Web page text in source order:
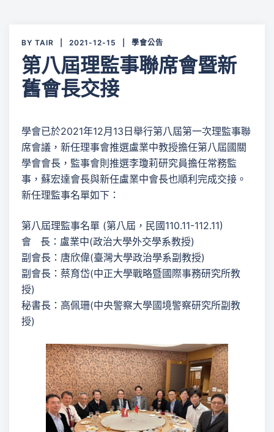
BY TAIR 2021-12-15 學會公告
第八屆理監事聯席會暨新
舊會長交接
學會已於2021年12月13日舉行第八屆第一次理監事聯
席會議，新任理事會推選盧業中教授擔任第八屆國關
學會會長，監事會則推選李瓊莉研究員擔任常務監
事，蘇宏達會長與新任盧業中會長也順利完成交接。
新任理監事名單如下：
第八屆理監事名單 (第八屆，民國110.11-112.11)
會 長：盧業中(政治大學外交學系教授)
副會長：唐欣偉(臺灣大學政治學系副教授)
副會長：蔡育岱(中正大學戰略暨國際事務研究所教
授)
秘書長：高佩珊(中央警察大學國境警察研究所副教
授)